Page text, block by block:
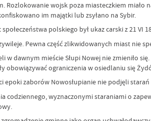
Rozlokowanie wojsk poza miasteczkiem
im majątki lub zsyłano na Sybir.
polskiego był ukaz carski z 21 VI
Pewna część zlikwidowanych miast nie
w dawnym mieście Słupi Nowej nie zmieniło
obowiązywać ograniczenia w osiedlaniu się
epoki zaborów Nowosłupianie nie podjęli
codziennego, wyznaczonymi staraniami o